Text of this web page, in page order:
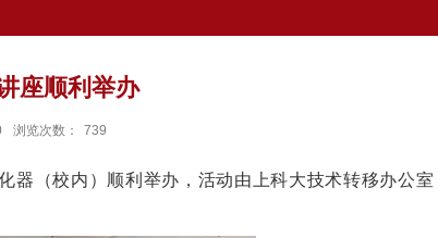
座顺利举办
浏览次数： 739
（校内）顺利举办，活动由上科大技术转移办公